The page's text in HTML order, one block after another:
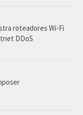
roteadores Wi-Fi
DDoS